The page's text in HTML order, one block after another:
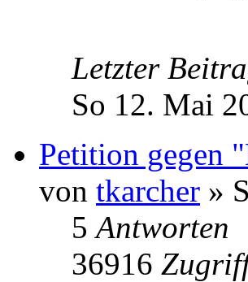
Letzter
So 12. Mai
Petition gegen
von tkarcher »
5Antworten
36916